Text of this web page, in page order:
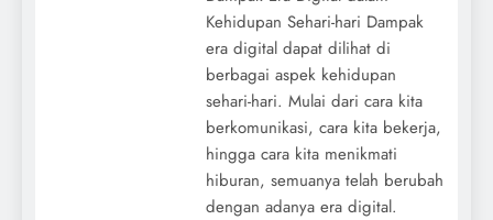
Kehidupan Sehari-hari Dampak
era digital dapat dilihat di
berbagai aspek kehidupan
sehari-hari. Mulai dari cara kita
berkomunikasi, cara kita bekerja,
hingga cara kita menikmati
hiburan, semuanya telah berubah
dengan adanya era digital.